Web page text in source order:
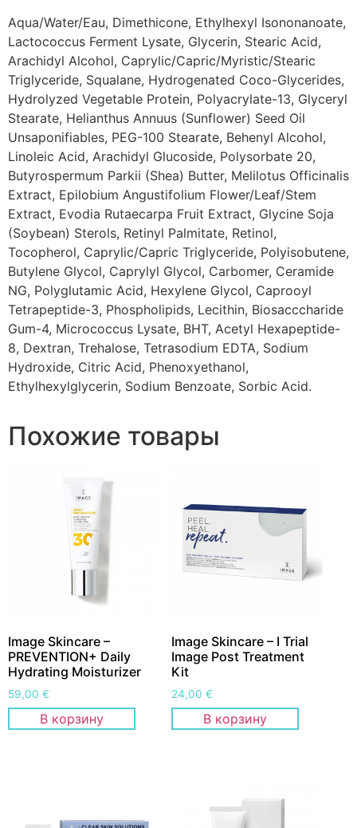
Aqua/Water/Eau, Dimethicone, Ethylhexyl Isononanoate,
Lactococcus Ferment Lysate, Glycerin, Stearic Acid,
Arachidyl Alcohol, Caprylic/Capric/Myristic/Stearic
Triglyceride, Squalane, Hydrogenated Coco-Glycerides,
Hydrolyzed Vegetable Protein, Polyacrylate-13, Glyceryl
Stearate, Helianthus Annuus (Sunflower) Seed Oil
Unsaponifiables, PEG-100 Stearate, Behenyl Alcohol,
Linoleic Acid, Arachidyl Glucoside, Polysorbate 20,
Butyrospermum Parkii (Shea) Butter, Melilotus Officinalis
Extract, Epilobium Angustifolium Flower/Leaf/Stem
Extract, Evodia Rutaecarpa Fruit Extract, Glycine Soja
(Soybean) Sterols, Retinyl Palmitate, Retinol,
Tocopherol, Caprylic/Capric Triglyceride, Polyisobutene,
Butylene Glycol, Caprylyl Glycol, Carbomer, Ceramide
NG, Polyglutamic Acid, Hexylene Glycol, Caprooyl
Tetrapeptide-3, Phospholipids, Lecithin, Biosacccharide
Gum-4, Micrococcus Lysate, BHT, Acetyl Hexapeptide-
8, Dextran, Trehalose, Tetrasodium EDTA, Sodium
Hydroxide, Citric Acid, Phenoxyethanol,
Ethylhexylglycerin, Sodium Benzoate, Sorbic Acid.
Похожие товары
Image Skincare –
PREVENTION+ Daily
Hydrating Moisturizer
59,00 €
В корзину
Image Skincare – I Trial
Image Post Treatment
Kit
24,00€
В корзину